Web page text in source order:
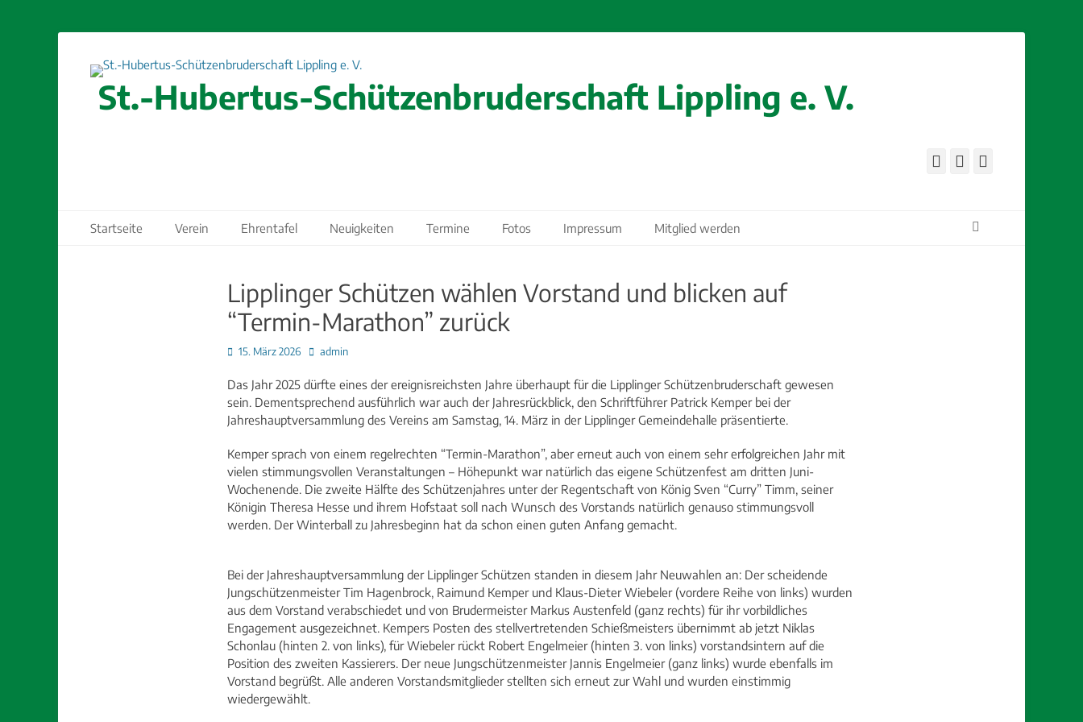
St.-Hubertus-Schützenbruderschaft Lippling e. V.
Facebook
Primäres Menü
Inhalt
Startseite Verein Ehrentafel Neuigkeiten Termine Fotos Impressum Mitglied werden
Lipplinger Schützen wählen Vorstand und blicken auf
“Termin-Marathon” zurück
Posted
15. März 2026 Autor
admin
Das Jahr 2025 dürfte eines der ereignisreichsten Jahre überhaupt für die Lipplinger Schützenbruderschaft gewesen
sein. Dementsprechend ausführlich war auch der Jahresrückblick, den Schriftführer Patrick Kemper bei der
Jahreshauptversammlung des Vereins am Samstag, 14. März in der Lipplinger Gemeindehalle präsentierte.
Kemper sprach von einem regelrechten “Termin-Marathon”, aber erneut auch von einem sehr erfolgreichen Jahr mit
vielen stimmungsvollen Veranstaltungen – Höhepunkt war natürlich das eigene Schützenfest am dritten Juni-
Wochenende. Die zweite Hälfte des Schützenjahres unter der Regentschaft von König Sven “Curry” Timm, seiner
Königin Theresa Hesse und ihrem Hofstaat soll nach Wunsch des Vorstands natürlich genauso stimmungsvoll
werden. Der Winterball zu Jahresbeginn hat da schon einen guten Anfang gemacht.
Bei der Jahreshauptversammlung der Lipplinger Schützen standen in diesem Jahr Neuwahlen an: Der scheidende
Jungschützenmeister Tim Hagenbrock, Raimund Kemper und Klaus-Dieter Wiebeler (vordere Reihe von links) wurden
aus dem Vorstand verabschiedet und von Brudermeister Markus Austenfeld (ganz rechts) für ihr vorbildliches
Engagement ausgezeichnet. Kempers Posten des stellvertretenden Schießmeisters übernimmt ab jetzt Niklas
Schonlau (hinten 2. von links), für Wiebeler rückt Robert Engelmeier (hinten 3. von links) vorstandsintern auf die
Position des zweiten Kassierers. Der neue Jungschützenmeister Jannis Engelmeier (ganz links) wurde ebenfalls im
Vorstand begrüßt. Alle anderen Vorstandsmitglieder stellten sich erneut zur Wahl und wurden einstimmig
wiedergewählt.